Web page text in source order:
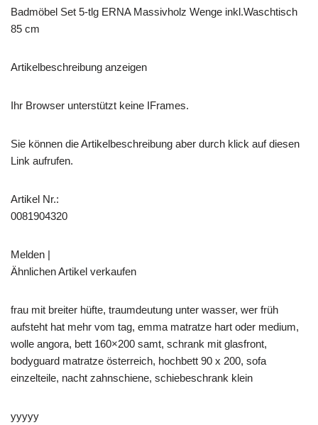
Badmöbel Set 5-tlg ERNA Massivholz Wenge inkl.Waschtisch
85 cm
Artikelbeschreibung anzeigen
Ihr Browser unterstützt keine IFrames.
Sie können die Artikelbeschreibung aber durch klick auf diesen
Link aufrufen.
Artikel Nr.:
0081904320
Melden |
Ähnlichen Artikel verkaufen
frau mit breiter hüfte, traumdeutung unter wasser, wer früh
aufsteht hat mehr vom tag, emma matratze hart oder medium,
wolle angora, bett 160×200 samt, schrank mit glasfront,
bodyguard matratze österreich, hochbett 90 x 200, sofa
einzelteile, nacht zahnschiene, schiebeschrank klein
yyyyy